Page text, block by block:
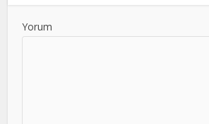
Yorum